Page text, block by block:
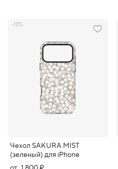
-13%
Чехол SAKURA MIST
(зеленый) для iPhone